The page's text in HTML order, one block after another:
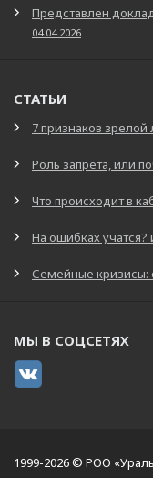
Представлен
04.04.2026
СТАТЬИ
7 признаков зрелой
Роль запрета, или
Что происходит в
На ошибках учатся?
Семейные кризисы:
МЫ В СОЦСЕТЯХ
1999-2026 © РОО